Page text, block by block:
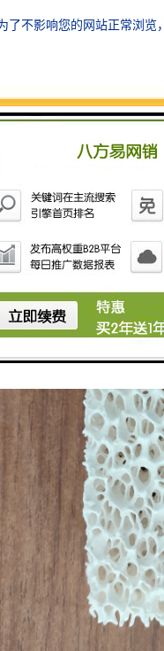
以挡渣棉和过滤网
都很难替代挡渣棉